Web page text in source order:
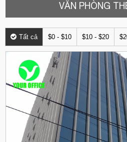
VĂN PHÒNG
Tất cả $0 - $10 $10 - $20